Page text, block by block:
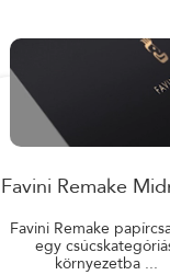
Favini Remake
Favini Remake
egy
környezetba ...